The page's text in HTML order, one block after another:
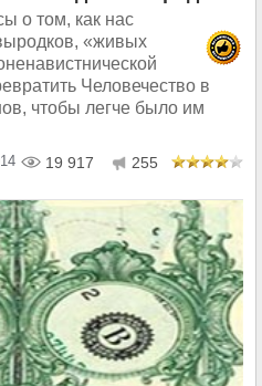
о том, как нас
«живых
Человечество в
чтобы легче было им
19 917 255